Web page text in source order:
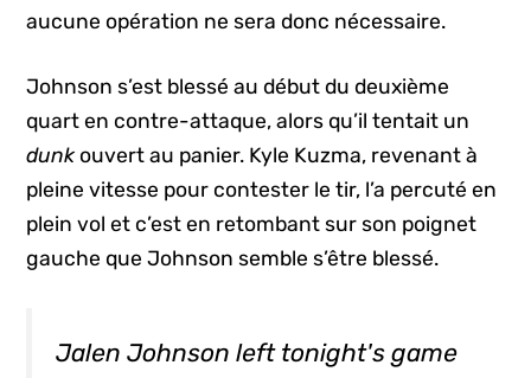
aucune opération ne sera donc nécessaire.
Johnson s’est blessé au début du deuxième
quart en contre-attaque, alors qu’il tentait un
dunk ouvert au panier. Kyle Kuzma, revenant à
pleine vitesse pour contester le tir, l’a percuté en
plein vol et c’est en retombant sur son poignet
gauche que Johnson semble s’être blessé.
Jalen Johnson left tonight's game